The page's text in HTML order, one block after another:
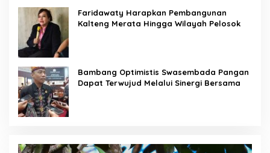
Faridawaty Harapkan Pembangunan
Kalteng Merata Hingga Wilayah Pelosok
Bambang Optimistis Swasembada Pangan
Dapat Terwujud Melalui Sinergi Bersama